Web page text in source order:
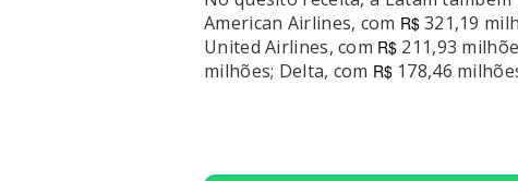
American Airlines, com R$ 321,19
United Airlines, com R$ 211,93
milhões; Delta, com R$ 178,46